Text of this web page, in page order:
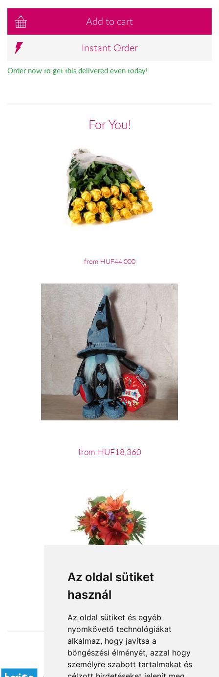
Az oldal sütiket
használ
Az oldal sütiket és egyéb
nyomkövető technológiákat
alkalmaz, hogy javítsa a
böngészési élményét, azzal hogy
személyre szabott tartalmakat és
Add to cart
Instant Order
Order now to get this delivered even today!
For You!
from HUF44,000
from HUF18,360
from HUF31,020
Accepted payment methods